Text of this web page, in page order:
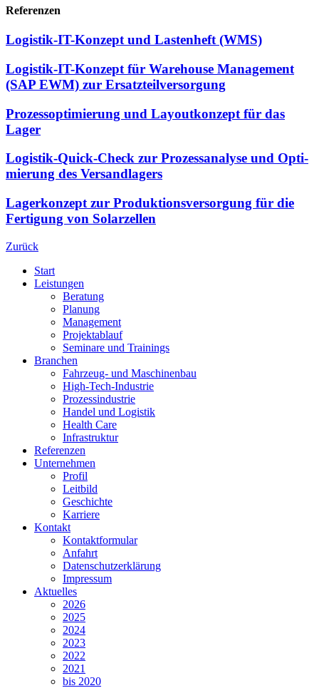
Referenzen
Logistik-IT-Konzept und Lastenheft (WMS)
Logistik-IT-Konzept für Warehouse Management
(SAP EWM) zur Ersatzteilversorgung
Prozessoptimierung und Layoutkonzept für das
Lager
Logistik-Quick-Check zur Prozess­analyse und Opti­
mierung des Versand­lagers
Lagerkonzept zur Produktionsversorgung für die
Fertigung von Solarzellen
Zurück
Start
Leistungen
Beratung
Planung
Management
Projektablauf
Seminare und Trainings
Branchen
Fahrzeug- und Maschinenbau
High-Tech-Industrie
Prozessindustrie
Handel und Logistik
Health Care
Infrastruktur
Referenzen
Unternehmen
Profil
Leitbild
Geschichte
Karriere
Kontakt
Kontaktformular
Anfahrt
Datenschutzerklärung
Impressum
Aktuelles
2026
2025
2024
2023
2022
2021
bis 2020